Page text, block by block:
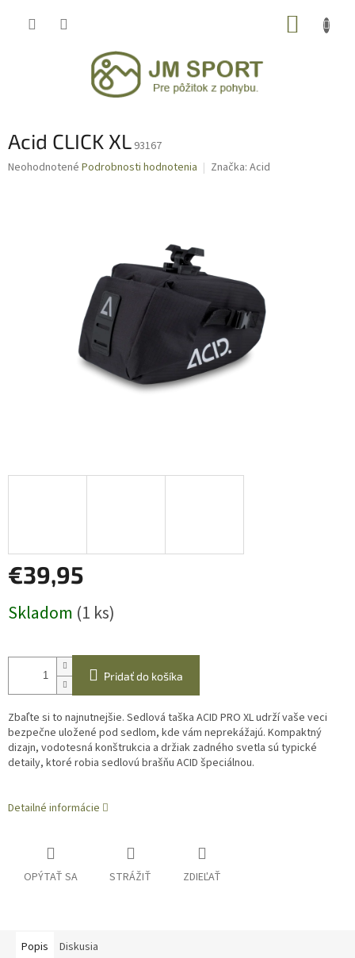
Acid CLICK XL 93167
Priemerné
Neohodnotené Podrobnosti hodnotenia Značka: Acid
€39,95
cena:
Skladom (1 ks)
Pridať do košíka
Zbaľte si to najnutnejšie. Sedlová taška ACID PRO XL udrží vaše veci
bezpečne uložené pod sedlom, kde vám neprekážajú. Kompaktný
dizajn, vodotesná konštrukcia a držiak zadného svetla sú typické
detaily, ktoré robia sedlovú brašňu ACID špeciálnou.
Detailné informácie
OPÝTAŤ SA STRÁŽIŤ ZDIEĽAŤ
Popis Diskusia